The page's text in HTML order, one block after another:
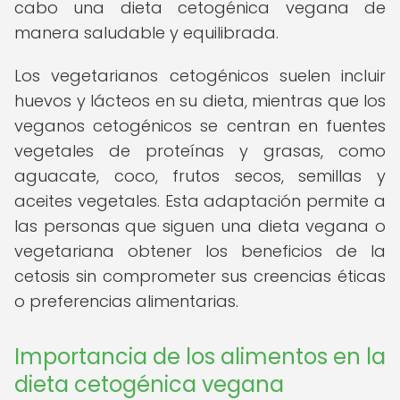
cabo una dieta cetogénica vegana de
manera saludable y equilibrada.
Los vegetarianos cetogénicos suelen incluir
huevos y lácteos en su dieta, mientras que los
veganos cetogénicos se centran en fuentes
vegetales de proteínas y grasas, como
aguacate, coco, frutos secos, semillas y
aceites vegetales. Esta adaptación permite a
las personas que siguen una dieta vegana o
vegetariana obtener los beneficios de la
cetosis sin comprometer sus creencias éticas
o preferencias alimentarias.
Importancia de los alimentos en la
dieta cetogénica vegana